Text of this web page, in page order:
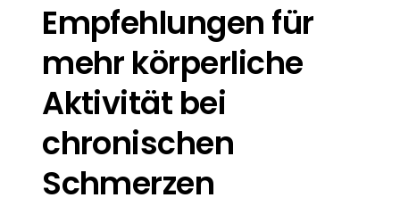
Empfehlungen für
mehr körperliche
Aktivität bei
chronischen
Schmerzen